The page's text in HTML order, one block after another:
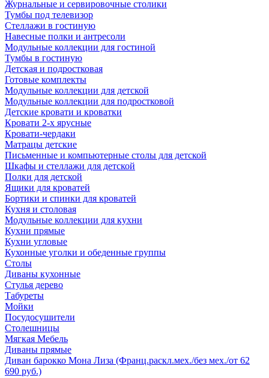
Журнальные и сервировочные столики
Тумбы под телевизор
Стеллажи в гостиную
Навесные полки и антресоли
Модульные коллекции для гостиной
Тумбы в гостиную
Детская и подростковая
Готовые комплекты
Модульные коллекции для детской
Модульные коллекции для подростковой
Детские кровати и кроватки
Кровати 2-х ярусные
Кровати-чердаки
Матрацы детские
Письменные и компьютерные столы для детской
Шкафы и стеллажи для детской
Полки для детской
Ящики для кроватей
Бортики и спинки для кроватей
Кухня и столовая
Модульные коллекции для кухни
Кухни прямые
Кухни угловые
Кухонные уголки и обеденные группы
Столы
Диваны кухонные
Стулья дерево
Табуреты
Мойки
Посудосушители
Столешницы
Мягкая Мебель
Диваны прямые
Диван барокко Мона Лиза (Франц.раскл.мех./без мех./от 62
690 руб.)